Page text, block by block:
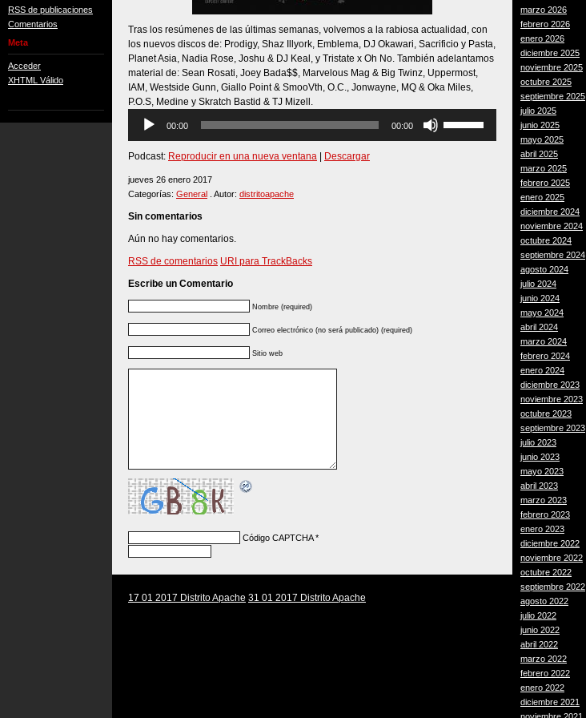
RSS de publicaciones
Comentarios
Meta
Acceder
XHTML Válido
Tras los resúmenes de las últimas semanas, volvemos a la rabiosa actualidad, con
los nuevos discos de: Prodigy, Shaz Illyork, Emblema, DJ Okawari, Sacrificio y Pasta,
Planet Asia, Nadia Rose, Joshu & DJ Keal, y Tristate x Oh No. También adelantamos
material de: Sean Rosati, Joey Bada$$, Marvelous Mag & Big Twinz, Uppermost,
IAM, Westside Gunn, Giallo Point & SmooVth, O.C., Jonwayne, MQ & Oka Miles,
P.O.S, Medine y Skratch Bastid & TJ Mizell.
Reproductor
audio
00:00 00:00
las
teclas
Podcast: Reproducir en una nueva ventana Descargar
jueves 26 enero 2017
Categorías: General . Autor: distritoapache
Sin comentarios
Aún no hay comentarios.
RSS de comentarios URI para TrackBacks
Escribe un Comentario
Nombre (required)
Correo electrónico (no será publicado) (required)
Sitio web
Código CAPTCHA*
17 01 2017 Distrito Apache 31 01 2017 Distrito Apache
marzo 2026
febrero 2026
enero 2026
diciembre 2025
noviembre 2025
octubre 2025
septiembre 2025
julio 2025
junio 2025
mayo 2025
abril 2025
marzo 2025
febrero 2025
enero 2025
diciembre 2024
noviembre 2024
octubre 2024
septiembre 2024
agosto 2024
julio 2024
junio 2024
mayo 2024
abril 2024
marzo 2024
febrero 2024
enero 2024
diciembre 2023
noviembre 2023
octubre 2023
septiembre 2023
julio 2023
junio 2023
mayo 2023
abril 2023
marzo 2023
febrero 2023
enero 2023
diciembre 2022
noviembre 2022
octubre 2022
septiembre 2022
agosto 2022
julio 2022
junio 2022
abril 2022
marzo 2022
febrero 2022
enero 2022
diciembre 2021